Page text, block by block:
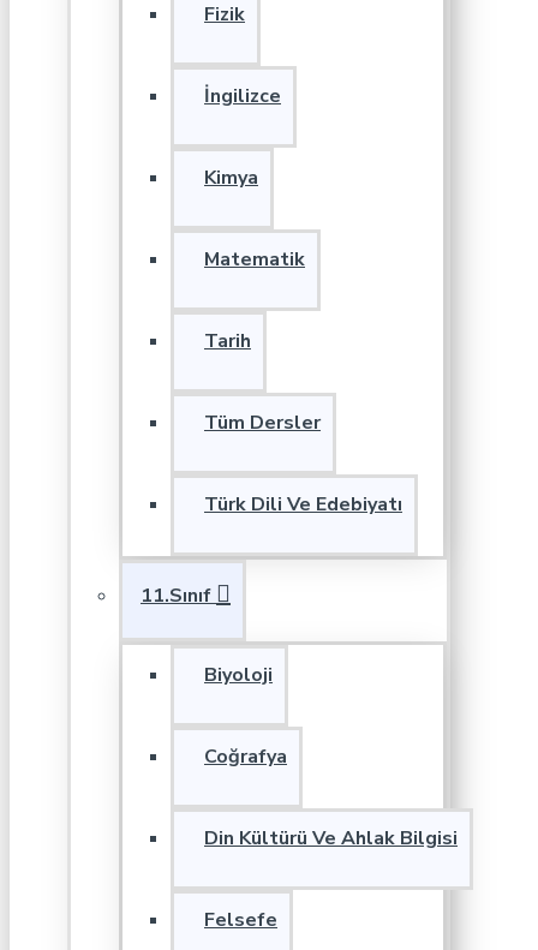
Fizik
İngilizce
Kimya
Matematik
Tarih
Tüm Dersler
Türk Dili Ve Edebiyatı
11.Sınıf
Biyoloji
Coğrafya
Din Kültürü Ve Ahlak Bilgisi
Felsefe